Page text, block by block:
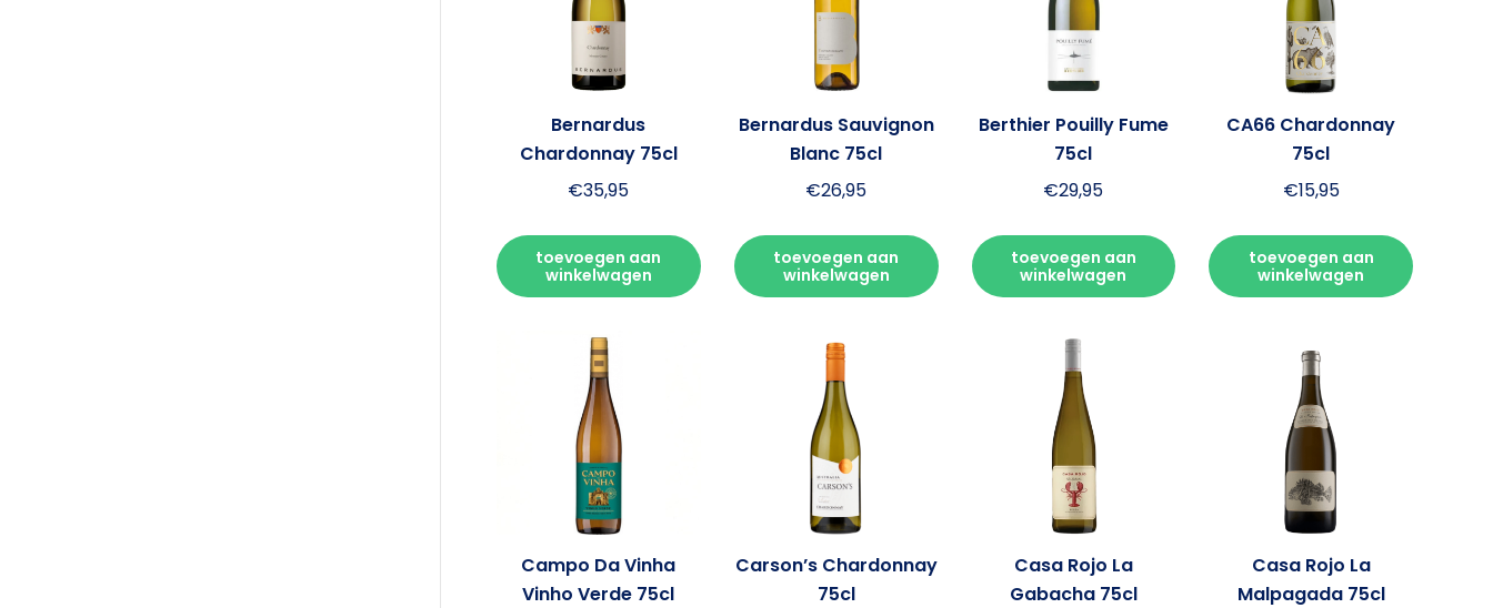
Bernardus
Chardonnay 75cl
€35,95
toevoegen aan
winkelwagen
Bernardus Sauvignon
Blanc 75cl
€26,95
toevoegen aan
winkelwagen
Berthier Pouilly Fume
75cl
€29,95
toevoegen aan
winkelwagen
CA66 Chardonnay
75cl
€15,95
toevoegen aan
winkelwagen
Campo Da Vinha
Vinho Verde 75cl
Carson’s Chardonnay
75cl
Casa Rojo La
Gabacha 75cl
Casa Rojo La
Malpagada 75cl